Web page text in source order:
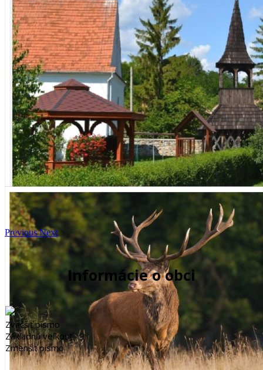
Previous Next
Informácie o obci
Zväčšiť písmo
Základná veľkosť
Zmenšiť písmo